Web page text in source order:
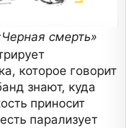
смерть»
которое говорит
знают, куда
приносит
парализует